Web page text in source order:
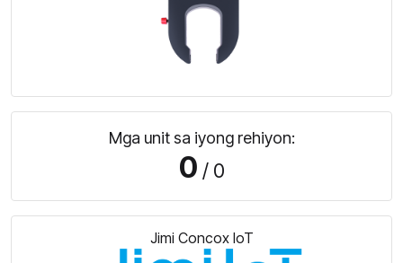
Mga unit sa iyong rehiyon:
0 / 0
Jimi Concox IoT